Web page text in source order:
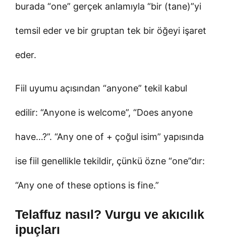
burada “one” gerçek anlamıyla “bir (tane)”yi
temsil eder ve bir gruptan tek bir öğeyi işaret
eder.
Fiil uyumu açısından “anyone” tekil kabul
edilir: “Anyone is welcome”, “Does anyone
have…?”. “Any one of + çoğul isim” yapısında
ise fiil genellikle tekildir, çünkü özne “one”dır:
“Any one of these options is fine.”
Telaffuz nasıl? Vurgu ve akıcılık
ipuçları